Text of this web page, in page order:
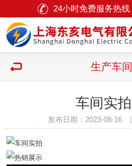
24小时免费服务热线
生产车间
车间实
发布日期：2023-08-16